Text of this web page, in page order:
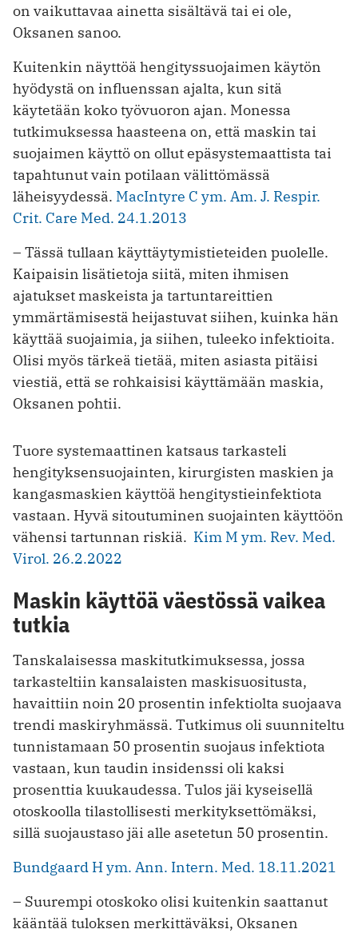
on vaikuttavaa ainetta sisältävä tai ei ole,
Oksanen sanoo.
Kuitenkin näyttöä hengityssuojaimen käytön
hyödystä on influenssan ajalta, kun sitä
käytetään koko työvuoron ajan. Monessa
tutkimuksessa haasteena on, että maskin tai
suojaimen käyttö on ollut epäsystemaattista tai
tapahtunut vain potilaan välittömässä
läheisyydessä. MacIntyre C ym. Am. J. Respir.
Crit. Care Med. 24.1.2013
– Tässä tullaan käyttäytymistieteiden puolelle.
Kaipaisin lisätietoja siitä, miten ihmisen
ajatukset maskeista ja tartuntareittien
ymmärtämisestä heijastuvat siihen, kuinka hän
käyttää suojaimia, ja siihen, tuleeko infektioita.
Olisi myös tärkeä tietää, miten asiasta pitäisi
viestiä, että se rohkaisisi käyttämään maskia,
Oksanen pohtii.
Tuore systemaattinen katsaus tarkasteli
hengityksensuojainten, kirurgisten maskien ja
kangasmaskien käyttöä hengitystieinfektiota
vastaan. Hyvä sitoutuminen suojainten käyttöön
vähensi tartunnan riskiä. Kim M ym. Rev. Med.
Virol. 26.2.2022
Maskin käyttöä väestössä vaikea
tutkia
Tanskalaisessa maskitutkimuksessa, jossa
tarkasteltiin kansalaisten maskisuositusta,
havaittiin noin 20 prosentin infektiolta suojaava
trendi maskiryhmässä. Tutkimus oli suunniteltu
tunnistamaan 50 prosentin suojaus infektiota
vastaan, kun taudin insidenssi oli kaksi
prosenttia kuukaudessa. Tulos jäi kyseisellä
otoskoolla tilastollisesti merkityksettömäksi,
sillä suojaustaso jäi alle asetetun 50 prosentin.
Bundgaard H ym. Ann. Intern. Med. 18.11.2021
– Suurempi otoskoko olisi kuitenkin saattanut
kääntää tuloksen merkittäväksi, Oksanen